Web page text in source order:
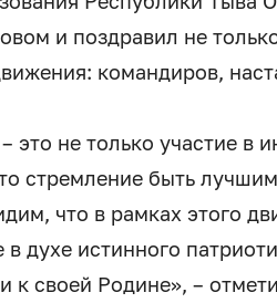
и поздравил не
командиров,
это не только участие в
стремление быть
что в рамках этого
духе истинного
к своей Родине», –